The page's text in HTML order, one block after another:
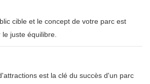
cible et le concept de votre parc est
juste équilibre.
est la clé du succès d'un parc